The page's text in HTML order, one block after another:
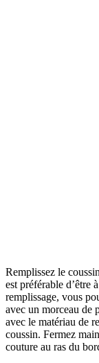
Remplissez le
est préférable d’être
remplissage, vous
avec un morceau de
avec le matériau de
coussin. Fermez
couture au ras du